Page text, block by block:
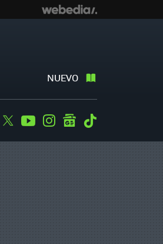
NUEVO
Facebook
TwitterYoutubeInstagramgooglenews